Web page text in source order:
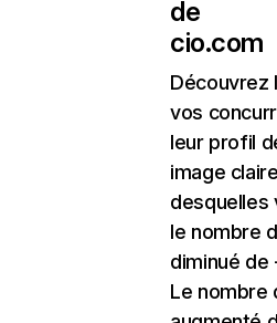
de
cio.com
Découvrez
vos
leur profil
image
desquelles
le nombre
diminué de
Le nombre